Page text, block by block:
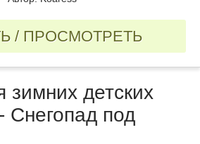
/ ПРОСМОТРЕТЬ
зимних детских
Снегопад под